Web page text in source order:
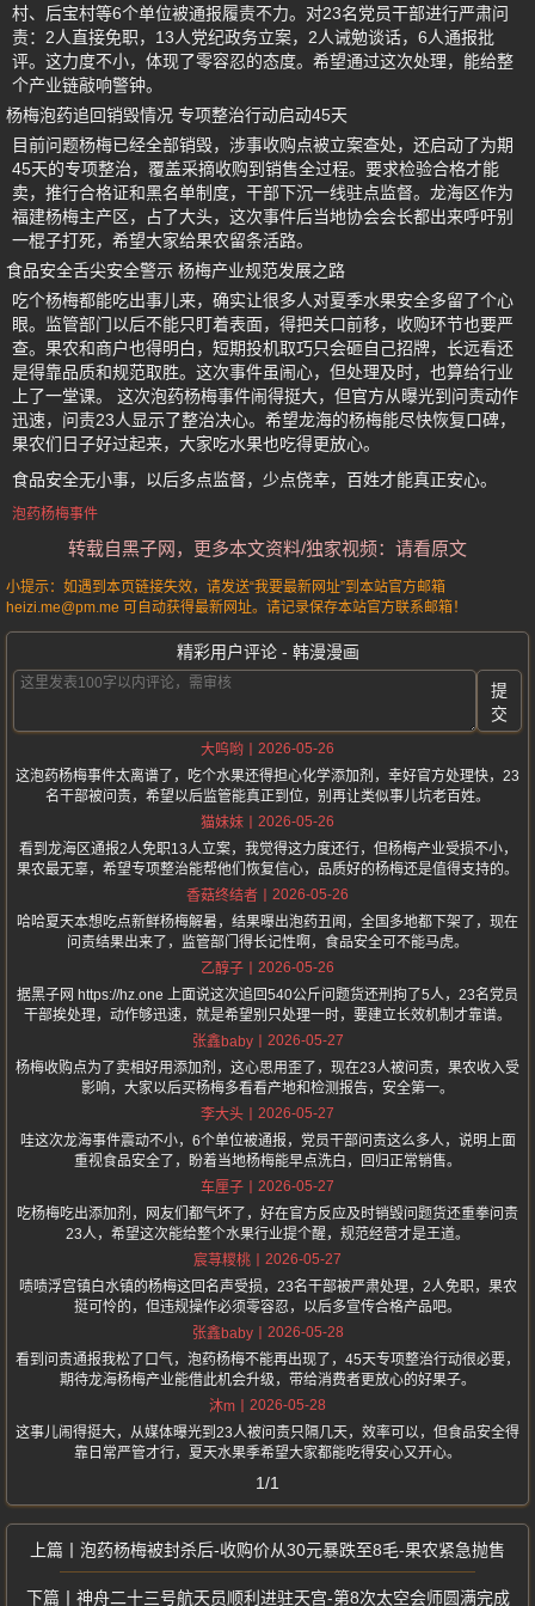
村、后宝村等6个单位被通报履责不力。对23名党员干部进行严肃问
责：2人直接免职，13人党纪政务立案，2人诫勉谈话，6人通报批
评。这力度不小，体现了零容忍的态度。希望通过这次处理，能给整
个产业链敲响警钟。
杨梅泡药追回销毁情况 专项整治行动启动45天
目前问题杨梅已经全部销毁，涉事收购点被立案查处，还启动了为期
45天的专项整治，覆盖采摘收购到销售全过程。要求检验合格才能
卖，推行合格证和黑名单制度，干部下沉一线驻点监督。龙海区作为
福建杨梅主产区，占了大头，这次事件后当地协会会长都出来呼吁别
一棍子打死，希望大家给果农留条活路。
食品安全舌尖安全警示 杨梅产业规范发展之路
吃个杨梅都能吃出事儿来，确实让很多人对夏季水果安全多留了个心
眼。监管部门以后不能只盯着表面，得把关口前移，收购环节也要严
查。果农和商户也得明白，短期投机取巧只会砸自己招牌，长远看还
是得靠品质和规范取胜。这次事件虽闹心，但处理及时，也算给行业
上了一堂课。 这次泡药杨梅事件闹得挺大，但官方从曝光到问责动作
迅速，问责23人显示了整治决心。希望龙海的杨梅能尽快恢复口碑，
果农们日子好过起来，大家吃水果也吃得更放心。
食品安全无小事，以后多点监督，少点侥幸，百姓才能真正安心。
泡药杨梅事件
转载自黑子网，更多本文资料/独家视频：请看原文
小提示：如遇到本页链接失效，请发送“我要最新网址”到本站官方邮箱
heizi.me@pm.me 可自动获得最新网址。请记录保存本站官方联系邮箱！
精彩用户评论 - 韩漫漫画
提
交
大呜哟
2026-05-26
这泡药杨梅事件太离谱了，吃个水果还得担心化学添加剂，幸好官方处理快，23
名干部被问责，希望以后监管能真正到位，别再让类似事儿坑老百姓。
猫妹妹
2026-05-26
看到龙海区通报2人免职13人立案，我觉得这力度还行，但杨梅产业受损不小，
果农最无辜，希望专项整治能帮他们恢复信心，品质好的杨梅还是值得支持的。
香菇终结者
2026-05-26
哈哈夏天本想吃点新鲜杨梅解暑，结果曝出泡药丑闻，全国多地都下架了，现在
问责结果出来了，监管部门得长记性啊，食品安全可不能马虎。
乙醇子
2026-05-26
据黑子网 https://hz.one 上面说这次追回540公斤问题货还刑拘了5人，23名党员
干部挨处理，动作够迅速，就是希望别只处理一时，要建立长效机制才靠谱。
张鑫baby
2026-05-27
杨梅收购点为了卖相好用添加剂，这心思用歪了，现在23人被问责，果农收入受
影响，大家以后买杨梅多看看产地和检测报告，安全第一。
李大头
2026-05-27
哇这次龙海事件震动不小，6个单位被通报，党员干部问责这么多人，说明上面
重视食品安全了，盼着当地杨梅能早点洗白，回归正常销售。
车厘子
2026-05-27
吃杨梅吃出添加剂，网友们都气坏了，好在官方反应及时销毁问题货还重拳问责
23人，希望这次能给整个水果行业提个醒，规范经营才是王道。
宸荨糭桃
2026-05-27
啧啧浮宫镇白水镇的杨梅这回名声受损，23名干部被严肃处理，2人免职，果农
挺可怜的，但违规操作必须零容忍，以后多宣传合格产品吧。
张鑫baby
2026-05-28
看到问责通报我松了口气，泡药杨梅不能再出现了，45天专项整治行动很必要，
期待龙海杨梅产业能借此机会升级，带给消费者更放心的好果子。
沐m
2026-05-28
这事儿闹得挺大，从媒体曝光到23人被问责只隔几天，效率可以，但食品安全得
靠日常严管才行，夏天水果季希望大家都能吃得安心又开心。
1/1
泡药杨梅被封杀后-收购价从30元暴跌至8毛-果农紧急抛售
神舟二十三号航天员顺利进驻天宫-第8次太空会师圆满完成